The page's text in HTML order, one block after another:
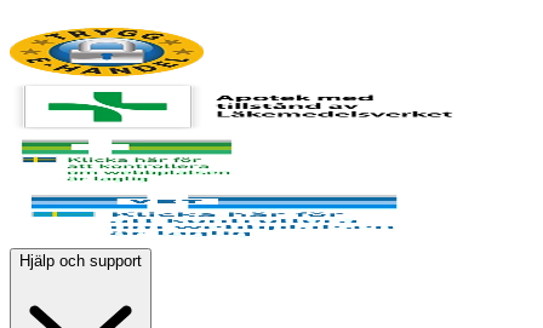
Hjälp och support